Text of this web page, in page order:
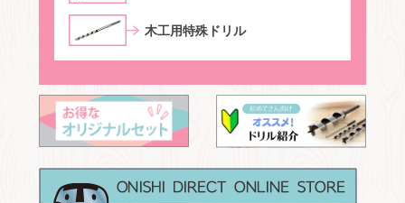
木工用特殊ドリル